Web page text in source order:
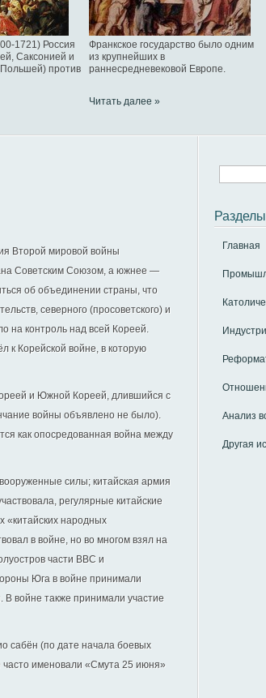
1721) Россия
Саксонией и
против
Франкское государство было одним
из крупнейших в
раннесредневековой Европе.
Читать далее »
Второй мировой войны
Советским Союзом, а южнее —
об объединении страны, что
северного (просоветского) и
на контроль над всей Кореей.
к Корейской войне, в которую
и Южной Кореей, длившийся с
войны объявлено не было).
как опосредованная война между
силы; китайская армия
регулярные китайские
«китайских народных
в войне, но во многом взял на
части ВВС и
Юга в войне принимали
войне также принимали участие
сабён (по дате начала боевых
часто именовали «Смута 25 июня»
Разделы
Главная
Анализ
Другая